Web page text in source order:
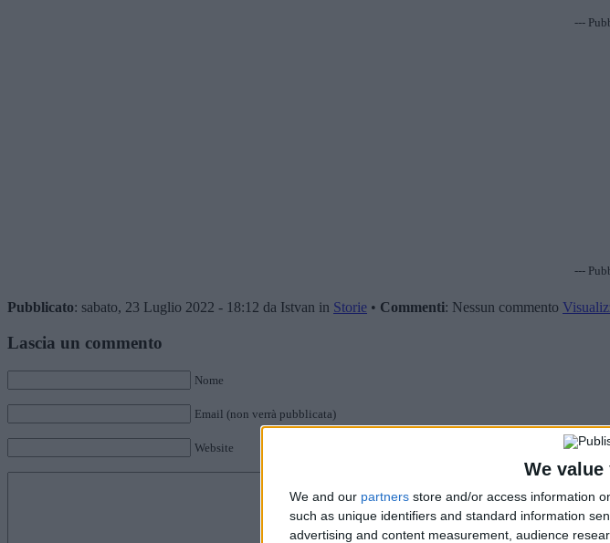
We
We and our partners store and/or access information
such as unique identifiers and standard information
advertising and content measurement, audience
---
---
Pubblicato: sabato, 23 Luglio 2022 - 18:12 da Istvan in Storie • Commenti: Nessun commento
Lascia un commento
Nome
Email (non verrà pubblicata)
Website